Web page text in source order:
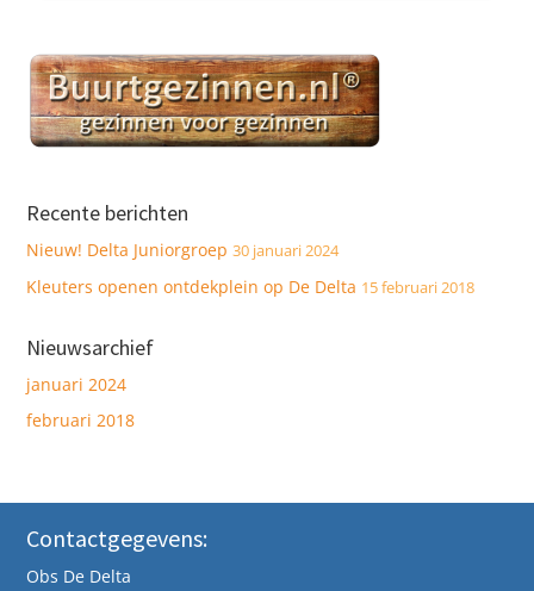
Recente berichten
Nieuw! Delta Juniorgroep 30 januari 2024
Kleuters openen ontdekplein op De Delta 15 februari 2018
Nieuwsarchief
januari 2024
februari 2018
Contactgegevens:
Obs De Delta